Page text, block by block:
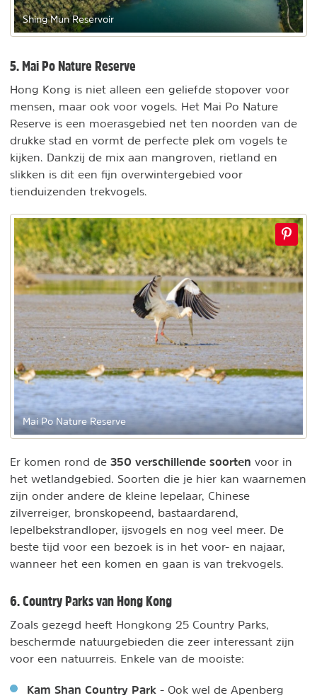
Shing Mun Reservoir
5. Mai Po Nature Reserve
Hong Kong is niet alleen een geliefde stopover voor
mensen, maar ook voor vogels. Het Mai Po Nature
Reserve is een moerasgebied net ten noorden van de
drukke stad en vormt de perfecte plek om vogels te
kijken. Dankzij de mix aan mangroven, rietland en
slikken is dit een fijn overwintergebied voor
tienduizenden trekvogels.
Mai Po Nature Reserve
Er komen rond de 350 verschillende soorten voor in
het wetlandgebied. Soorten die je hier kan waarnemen
zijn onder andere de kleine lepelaar, Chinese
zilverreiger, bronskopeend, bastaardarend,
lepelbekstrandloper, ijsvogels en nog veel meer. De
beste tijd voor een bezoek is in het voor- en najaar,
wanneer het een komen en gaan is van trekvogels.
6. Country Parks van Hong Kong
Zoals gezegd heeft Hongkong 25 Country Parks,
beschermde natuurgebieden die zeer interessant zijn
voor een natuurreis. Enkele van de mooiste:
Kam Shan Country Park - Ook wel de Apenberg